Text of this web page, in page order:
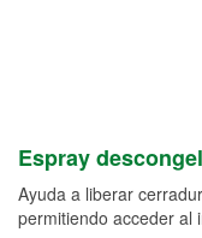
Espray
Ayuda a liberar
permitiendo acceder al